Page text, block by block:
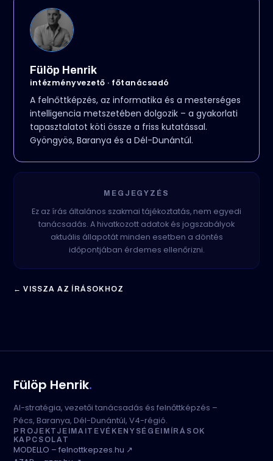
Fülöp Henrik
intézményvezető · főtanácsadó
A felnőttképzés, az informatika és a mesterséges
intelligencia metszetében dolgozik – a gyakorlati
tapasztalatot köti össze a friss kutatással.
Gyöngyös, Baranya és a Dél-Dunántúl.
MEGJEGYZÉS
Ez az írás általános szakmai tájékoztatás, nem egyedi
tanácsadás. A hivatkozott adatok és jogszabályok
aktuális állapotát minden esetben a döntés
időpontjában érdemes ellenőrizni.
← VISSZA AZ ÍRÁSOKHOZ
Fülöp Henrik.
AI-stratégia, vezetői tanácsadás és felnőttképzés –
Pécs, Baranya, Dél-Dunántúl, V4-régió.
PROJEKTJEIM AI TEVÉKENYSÉGEIM
ÍRÁSOK
KAPCSOLAT
MODELLO – felnottkepzes.hu ↗